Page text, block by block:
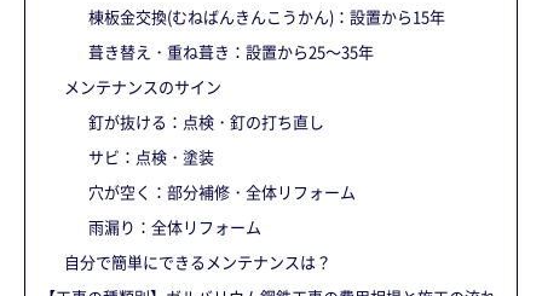
棟板金交換(むねばんきんこうかん)：設置から15年
葺き替え・重ね葺き：設置から25～35年
メンテナンスのサイン
釘が抜ける：点検・釘の打ち直し
サビ：点検・塗装
穴が空く：部分補修・全体リフォーム
雨漏り：全体リフォーム
自分で簡単にできるメンテナンスは？